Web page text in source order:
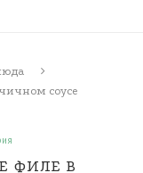
соусе
ФИЛЕ В